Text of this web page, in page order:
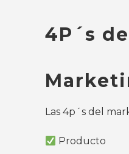
4P´s
Las 4p´s del
Producto